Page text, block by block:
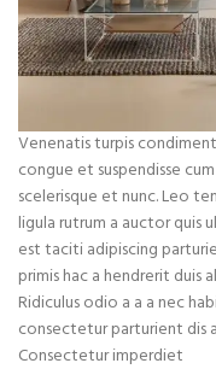
Venenatis turpis
congue et suspendisse
scelerisque et nunc. Leo
ligula rutrum a auctor quis
est taciti adipiscing
primis hac a hendrerit
Ridiculus odio a a a nec
consectetur parturient dis
Consectetur imperdiet